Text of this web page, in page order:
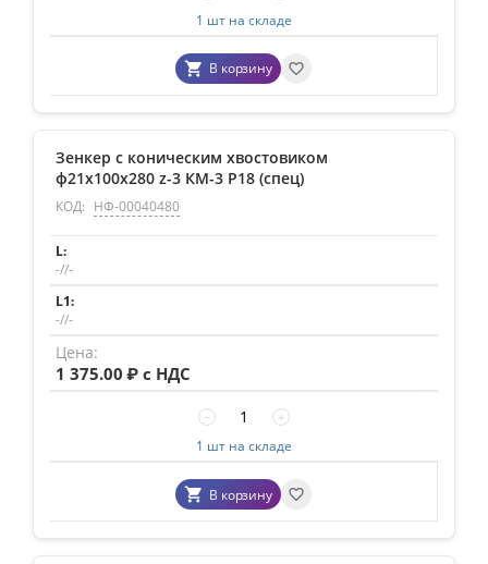
1 шт на складе
В корзину
Зенкер с коническим хвостовиком
ф21х100х280 z-3 КМ-3 Р18 (спец)
КОД: НФ-00040480
-//-
-//-
1 375.00 ₽ с НДС
+
−
1 шт на складе
В корзину